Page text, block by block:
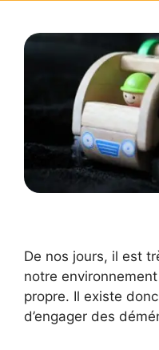
De nos jours, il est
notre
propre. Il existe
d’engager des